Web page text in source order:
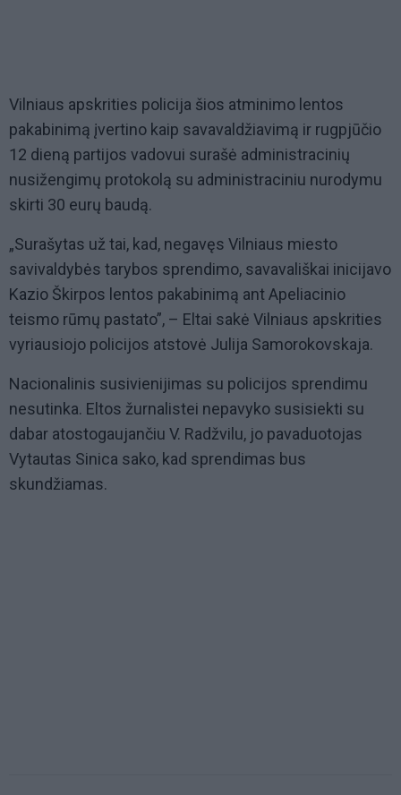
Vilniaus apskrities policija šios atminimo lentos
pakabinimą įvertino kaip savavaldžiavimą ir rugpjūčio
12 dieną partijos vadovui surašė administracinių
nusižengimų protokolą su administraciniu nurodymu
skirti 30 eurų baudą.
„Surašytas už tai, kad, negavęs Vilniaus miesto
savivaldybės tarybos sprendimo, savavališkai inicijavo
Kazio Škirpos lentos pakabinimą ant Apeliacinio
teismo rūmų pastato”, – Eltai sakė Vilniaus apskrities
vyriausiojo policijos atstovė Julija Samorokovskaja.
Nacionalinis susivienijimas su policijos sprendimu
nesutinka. Eltos žurnalistei nepavyko susisiekti su
dabar atostogaujančiu V. Radžvilu, jo pavaduotojas
Vytautas Sinica sako, kad sprendimas bus
skundžiamas.